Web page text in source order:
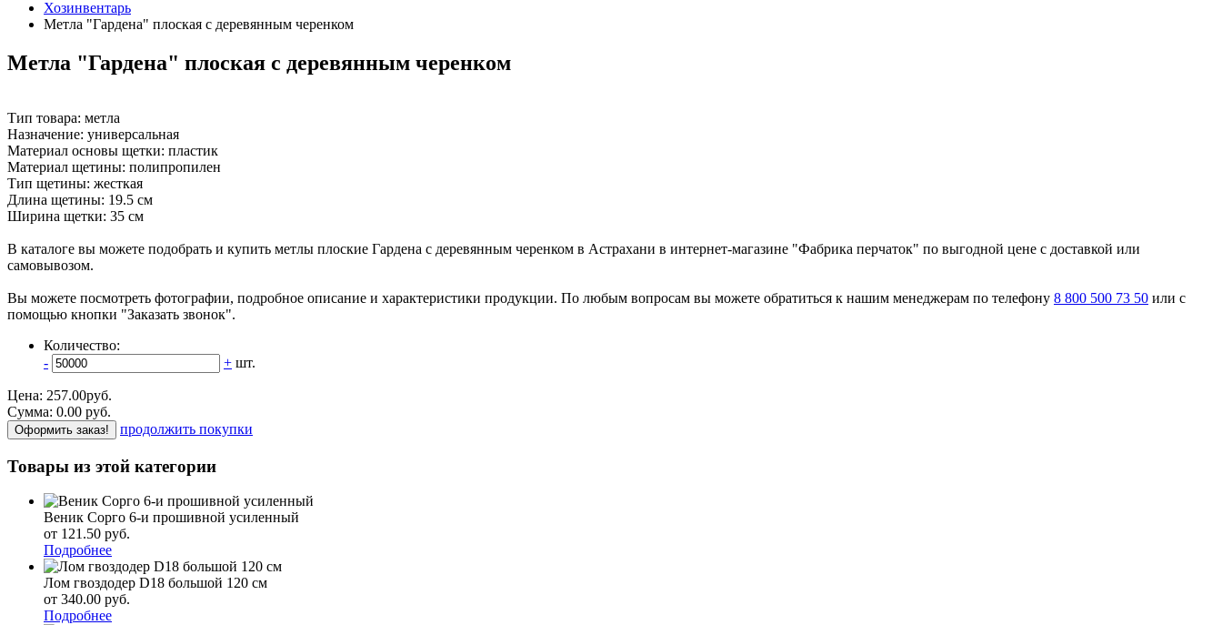
Хозинвентарь
Метла "Гардена" плоская с деревянным черенком
Метла "Гардена" плоская с деревянным черенком
Тип товара: метла
Назначение: универсальная
Материал основы щетки: пластик
Материал щетины: полипропилен
Тип щетины: жесткая
Длина щетины: 19.5 см
Ширина щетки: 35 см
В каталоге вы можете подобрать и купить метлы плоские Гардена с деревянным черенком в Астрахани в интернет-магазине "Фабрика перчаток" по выгодной цене с доставкой или
самовывозом.
Вы можете посмотреть фотографии, подробное описание и характеристики продукции. По любым вопросам вы можете обратиться к нашим менеджерам по телефону 8 800 500 73 50 или с
помощью кнопки "Заказать звонок".
Количество:
-
+ шт.
Цена: 257.00руб.
Сумма: 0.00 руб.
Оформить заказ! продолжить покупки
Товары из этой категории
Веник Сорго 6-и прошивной усиленный
от 121.50 руб.
Подробнее
Лом гвоздодер D18 большой 120 см
от 340.00 руб.
Подробнее